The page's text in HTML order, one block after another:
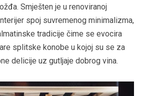
Smješten je u renoviranoj
spoj suvremenog minimalizma,
tradicije čime se evocira
splitske konobe u kojoj su se za
delicije uz gutljaje dobrog vina.